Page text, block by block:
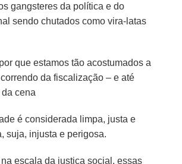
gangsteres da política e do
sendo chutados como vira-latas
que estamos tão acostumados a
da fiscalização – e até
cena
é considerada limpa, justa e
suja, injusta e perigosa.
escala da justiça social, essas